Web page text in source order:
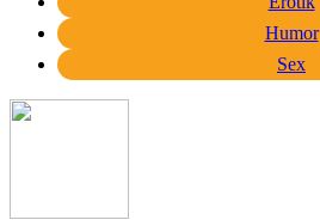
Humor
Sex